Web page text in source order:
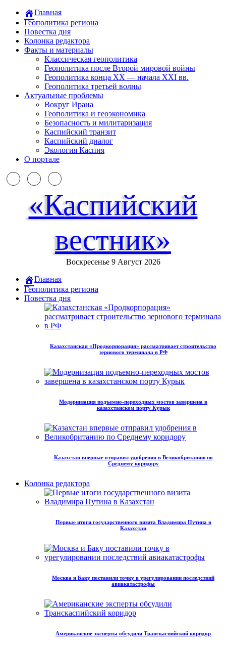
Главная
Геополитика региона
Повестка дня
Колонка редактора
Факты и материалы
Классическая геополитика
Геополитика после Второй мировой войны
Геополитика конца XX — начала XXI вв.
Геополитика третьей волны
Актуальные проблемы
Вокруг Ирана
Геополитика и геоэкономика
Безопасность и милитаризация
Каспийский транзит
Каспийский диалог
Экология Каспия
О портале
«Каспийский
вестник»
Воскресенье 9 Август 2026
Главная
Геополитика региона
Повестка дня
Казахстанская «Продкорпорация» рассматривает строительство
зернового терминала в РФ
Модернизация подъемно-переходных мостов завершена в
казахстанском порту Курык
Казахстан впервые отправил удобрения в Великобританию по
Среднему коридору
Колонка редактора
Первые итоги государственного визита Владимира Путина в
Казахстан
Москва и Баку поставили точку в урегулировании последствий
авиакатастрофы
Американские эксперты обсудили Транскаспийский коридор